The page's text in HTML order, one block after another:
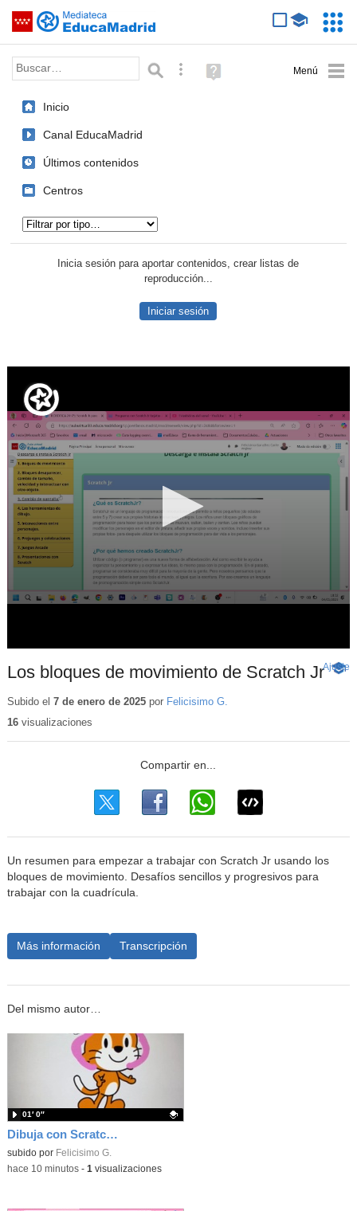
Saltar navegación
Palabra o frase: Búsqueda avanzada
Ayuda
(en
Inicio
Canal EducaMadrid
Últimos contenidos
Centros
Inicia sesión para aportar contenidos, crear listas de
reproducción...
Iniciar sesión
Los bloques de movimiento de Scratch Jr -
Ajuste
Subido el 7 de enero de 2025por Felicisimo G.
16visualizaciones
Un resumen para empezar a trabajar con Scratch Jr usando los
bloques de movimiento. Desafíos sencillos y progresivos para
trabajar con la cuadrícula.
Más información Transcripción
Del mismo autor…
Dibuja con Scratch Jr y usa los bloques de aparecer/desparecer para hacer animaciones
Contenido educativo.
subido por Felicisimo G.
01′ 0″
-hace 10 minutos- 1 visualizaciones